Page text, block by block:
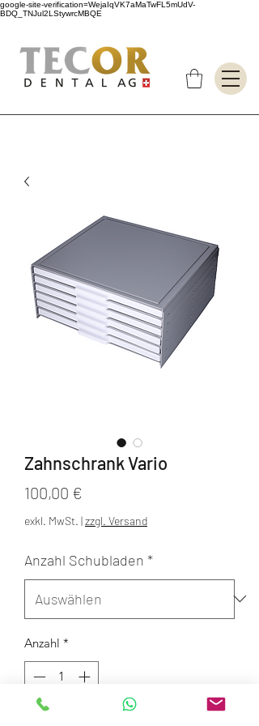
google-site-verification=WejaIqVK7aMaTwFL5mUdV-
BDQ_TNJul2LStywrcMBQE
Zahnschrank Vario
100,00 €
exkl. MwSt. |zzgl. Versand
Anzahl Schubladen *
Anzahl *